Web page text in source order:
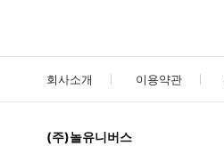
회사소개 이용약관
(주)놀유니버스